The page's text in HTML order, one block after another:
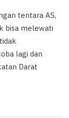
tentara AS,
bisa melewati
lagi dan
Darat